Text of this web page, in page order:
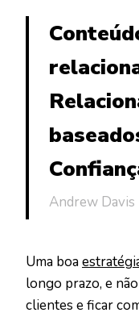
Andrew Davis
Uma boa
longo prazo, e
clientes e ficar